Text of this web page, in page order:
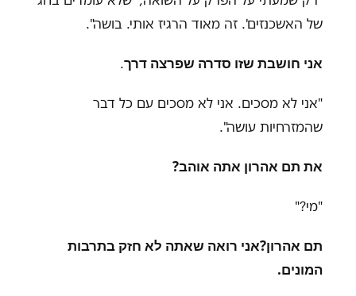
של האשכנזים'. זה מאוד הרגיז אותי. בושה."
אני חושבת שזו סדרה שפרצה דרך.
"אני לא מסכים. אני לא מסכים עם כל דבר
שהמזרחיות עושה".
את תם אהרון אתה אוהב?
"מי"?
תם אהרון?אני רואה שאתה לא חזק בתרבות
המונים.